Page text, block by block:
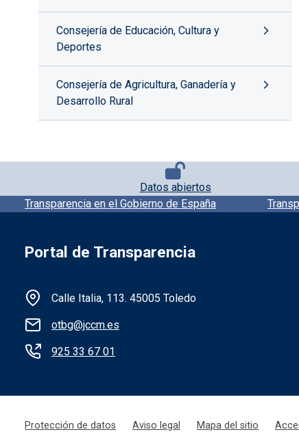
Consejería de Educación, Cultura y
Deportes
Consejería de Agricultura, Ganadería y
Desarrollo Rural
Pie de página con iconos
Datos abiertos
Pie de pagina información
Transparencia en el Gobierno de España
Portal de Transparencia
Información de la institución
Calle Italia, 113. 45005 Toledo
otbg@jccm.es
925 33 67 01
Protección de datos Aviso legal Mapa del sitio